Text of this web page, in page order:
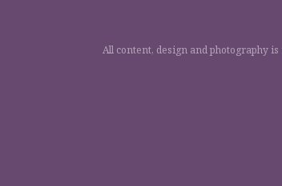
All content, design and photography